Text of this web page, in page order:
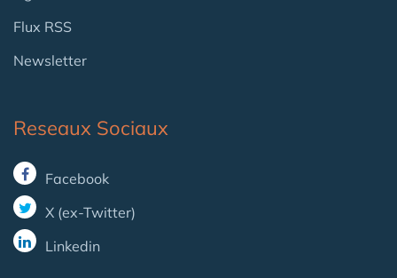
Flux RSS
Newsletter
Reseaux Sociaux
Facebook
X (ex-Twitter)
Linkedin